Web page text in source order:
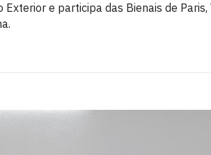
Exterior e participa das Bienais de